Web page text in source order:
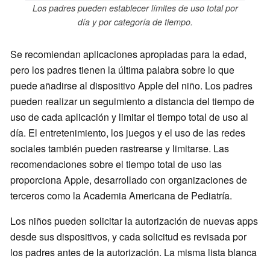
Los padres pueden establecer límites de uso total por
día y por categoría de tiempo.
Se recomiendan aplicaciones apropiadas para la edad,
pero los padres tienen la última palabra sobre lo que
puede añadirse al dispositivo Apple del niño. Los padres
pueden realizar un seguimiento a distancia del tiempo de
uso de cada aplicación y limitar el tiempo total de uso al
día. El entretenimiento, los juegos y el uso de las redes
sociales también pueden rastrearse y limitarse. Las
recomendaciones sobre el tiempo total de uso las
proporciona Apple, desarrollado con organizaciones de
terceros como la Academia Americana de Pediatría.
Los niños pueden solicitar la autorización de nuevas apps
desde sus dispositivos, y cada solicitud es revisada por
los padres antes de la autorización. La misma lista blanca